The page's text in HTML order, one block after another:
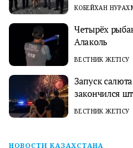
КОБЕЙХАН
Четырёх
Алаколь
ВЕСТНИК ЖЕТІСУ
Запуск
закончился
ВЕСТНИК ЖЕТІСУ
НОВОСТИ КАЗАХСТАНА